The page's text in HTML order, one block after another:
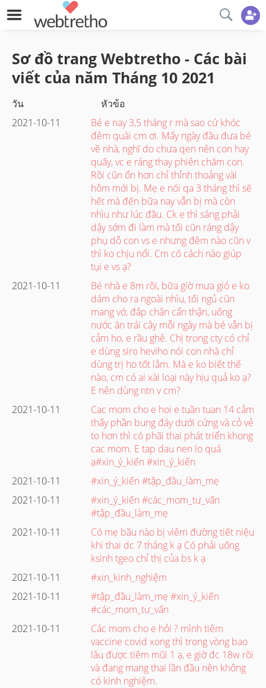
Sơ đồ trang Webtretho - Các bài
viết của năm Tháng 10 2021
วัน
หัวข้อ
2021-10-11
Bé e nay 3,5 tháng r mà sao cứ khóc
đêm quài cm ơi. Mấy ngày đầu đưa bé
về nhà, nghĩ do chưa qen nên con hay
quấy, vc e ráng thay phiên chăm con.
Rồi cũn ổn hơn chỉ thỉnh thoảng vài
hôm mới bị. Mẹ e nói qa 3 tháng thì sẽ
hết mà đến bữa nay vẫn bị mà còn
nhìu như lúc đầu. Ck e thì sáng phải
dậy sớm đi làm mà tối cũn ráng dậy
phụ dỗ con vs e nhưng đêm nào cũn v
thì ko chịu nổi. Cm có cách nào giúp
tụi e vs ạ?
2021-10-11
Bé nhà e 8m rồi, bữa giờ mưa gió e ko
dám cho ra ngoài nhìu, tối ngủ cũn
mang vớ, đắp chân cẩn thận, uống
nước ăn trái cây mỗi ngày mà bé vẫn bị
cảm ho, e rầu ghê. Chị trong cty có chỉ
e dùng siro heviho nói con nhà chỉ
dùng trị ho tốt lắm. Mà e ko biết thế
nào, cm có ai xài loại này hịu quả ko ạ?
E nên dùng ntn v cm?
2021-10-11
Cac mom cho e hoi e tuần tuan 14 cảm
thấy phần bung đáy dưới cứng và cỏ vẻ
to hơn thì có phãi thai phát triển khong
cac mom. E tap dau nen lo quá
ạ#xin_ý_kiến #xin_ý_kiến
2021-10-11
#xin_ý_kiến #tập_đầu_làm_mẹ
2021-10-11
#xin_ý_kiến #các_mom_tư_vấn
#tập_đầu_làm_mẹ
2021-10-11
Có mẹ bầu nào bị viêm đường tiết niệu
khi thai dc 7 tháng k ạ Có phải uống
ksinh tgeo chỉ thị của bs k ạ
2021-10-11
#xin_kinh_nghiệm
2021-10-11
#tập_đầu_làm_mẹ #xin_ý_kiến
#các_mom_tư_vấn
2021-10-11
Các mom cho e hỏi ? mình tiêm
vaccine covid xong thì trong vòng bao
lâu được tiêm mũi 1 ạ, e giờ đc 18w rồi
và đang mang thai lần đầu nên không
có kinh nghiệm.